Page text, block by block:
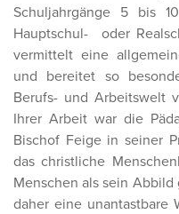
Schuljahrgänge 5 bis
Hauptschul- oder
vermittelt eine
und bereitet so
Berufs- und Arbeitswelt
Ihrer Arbeit war die
Bischof Feige in seiner
das christliche
Menschen als sein Abbild
daher eine unantastbare